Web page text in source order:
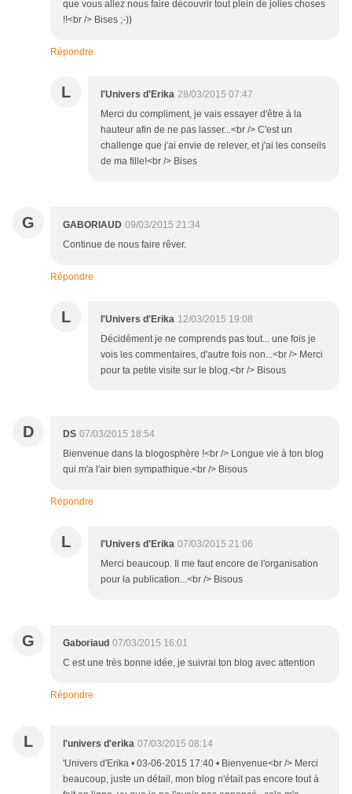
que vous allez nous faire découvrir tout plein de jolies choses
!!<br /> Bises ;-))
Répondre
L l'Univers d'Erika 28/03/2015 07:47
Merci du compliment, je vais essayer d'être à la
hauteur afin de ne pas lasser...<br /> C'est un
challenge que j'ai envie de relever, et j'ai les conseils
de ma fille!<br /> Bises
G GABORIAUD 09/03/2015 21:34
Continue de nous faire rêver.
Répondre
L l'Univers d'Erika 12/03/2015 19:08
Décidément je ne comprends pas tout... une fois je
vois les commentaires, d'autre fois non...<br /> Merci
pour ta petite visite sur le blog.<br /> Bisous
D DS 07/03/2015 18:54
Bienvenue dans la blogosphère !<br /> Longue vie à ton blog
qui m'a l'air bien sympathique.<br /> Bisous
Répondre
L l'Univers d'Erika 07/03/2015 21:06
Merci beaucoup. Il me faut encore de l'organisation
pour la publication...<br /> Bisous
G Gaboriaud 07/03/2015 16:01
C est une très bonne idée, je suivrai ton blog avec attention
Répondre
L l'univers d'erika 07/03/2015 08:14
'Univers d'Erika • 03-06-2015 17:40 • Bienvenue<br /> Merci
beaucoup, juste un détail, mon blog n'était pas encore tout à